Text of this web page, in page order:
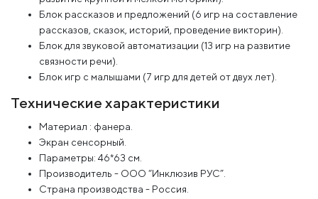
Блок рассказов и предложений (6 игр на составление
рассказов, сказок, историй, проведение викторин).
Блок для звуковой автоматизации (13 игр на развитие
связности речи).
Блок игр с малышами (7 игр для детей от двух лет).
Технические характеристики
Материал : фанера.
Экран сенсорный.
Параметры: 46*63 см.
Производитель - ООО “Инклюзив РУС”.
Страна производства - Россия.